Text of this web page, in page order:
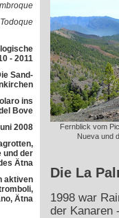
- 2011
Sand-
ins
Bove
2008
und der
Ätna
aktiven
Ätna
Fernblick vom
Nueva und
Die La
1998 war
der Kanaren